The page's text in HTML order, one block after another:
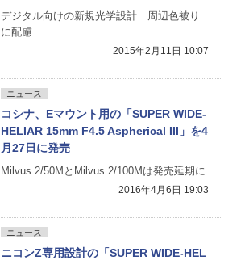
デジタル向けの新規光学設計 周辺色被り
に配慮
2015年2月11日 10:07
ニュース
コシナ、Eマウント用の「SUPER WIDE-
HELIAR 15mm F4.5 Aspherical III」を4
月27日に発売
Milvus 2/50MとMilvus 2/100Mは発売延期に
2016年4月6日 19:03
ニュース
ニコンZ専用設計の「SUPER WIDE-HEL